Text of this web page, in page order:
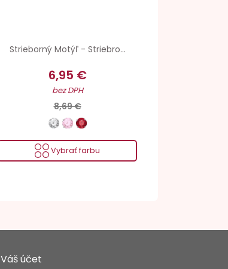
Strieborný Motýľ - Striebro...
6,95 €
bez DPH
8,69 €
Vybrať farbu
Váš účet